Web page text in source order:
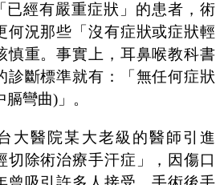
已經有嚴重症狀」的患者，術
何況那些「沒有症狀或症狀輕
慎重。事實上，耳鼻喉教科書
診斷標準就有：「無任何症狀
膈彎曲) 」。
大醫院某大老級的醫師引進
切除術治療手汗症」，因傷口